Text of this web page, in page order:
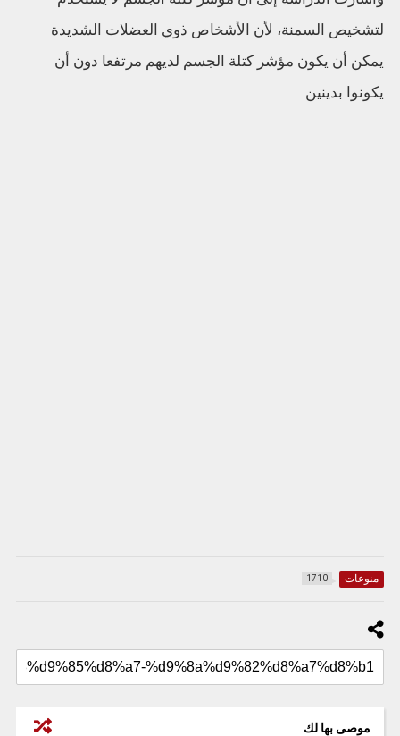
لتشخيص السمنة، لأن الأشخاص ذوي العضلات الشديدة
يمكن أن يكون مؤشر كتلة الجسم لديهم مرتفعا دون أن
يكونوا بدينين
منوعات 1710
موصى بها لك